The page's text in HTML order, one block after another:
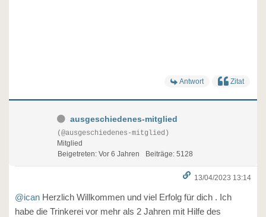
Antwort Zitat
ausgeschiedenes-mitglied
(@ausgeschiedenes-mitglied)
Mitglied
Beigetreten: Vor 6 Jahren
Beiträge: 5128
13/04/2023 13:14
@ican Herzlich Willkommen und viel Erfolg für dich . Ich
habe die Trinkerei vor mehr als 2 Jahren mit Hilfe des